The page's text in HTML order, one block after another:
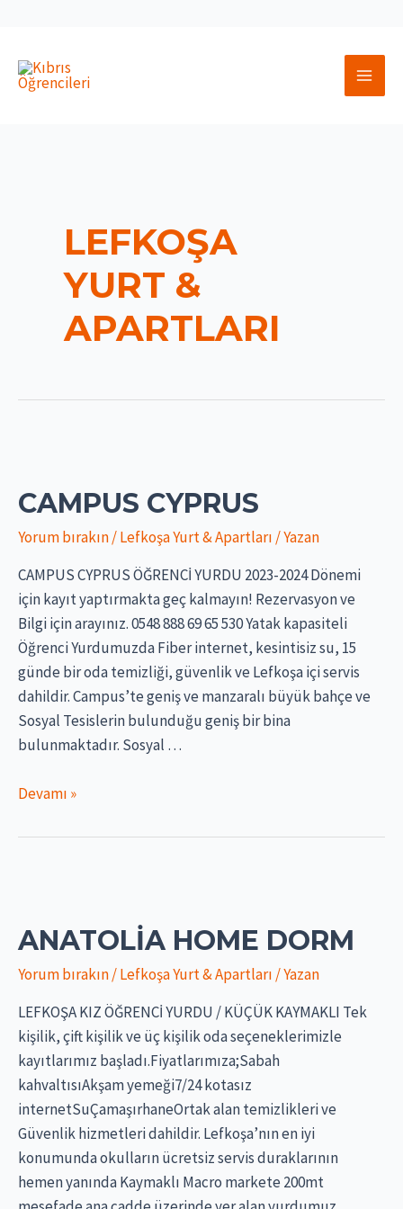
atla
LEFKOŞA
YURT &
APARTLARI
CAMPUS CYPRUS
Yorum bırakın/Lefkoşa Yurt & Apartları / Yazan
CAMPUS CYPRUS ÖĞRENCİ YURDU 2023-2024 Dönemi
için kayıt yaptırmakta geç kalmayın! Rezervasyon ve
Bilgi için arayınız. 0548 888 69 65 530 Yatak kapasiteli
Öğrenci Yurdumuzda Fiber internet, kesintisiz su, 15
günde bir oda temizliği, güvenlik ve Lefkoşa içi servis
dahildir. Campus’te geniş ve manzaralı büyük bahçe ve
Sosyal Tesislerin bulunduğu geniş bir bina
bulunmaktadır. Sosyal …
CAMPUS
Devamı »
ANATOLIA HOME DORM
Yorum bırakın/Lefkoşa Yurt & Apartları / Yazan
LEFKOŞA KIZ ÖĞRENCİ YURDU / KÜÇÜK KAYMAKLI Tek
kişilik, çift kişilik ve üç kişilik oda seçeneklerimizle
kayıtlarımız başladı.Fiyatlarımıza;Sabah
kahvaltısıAkşam yemeği7/24 kotasız
internetSuÇamaşırhaneOrtak alan temizlikleri ve
Güvenlik hizmetleri dahildir. Lefkoşa’nın en iyi
konumunda okulların ücretsiz servis duraklarının
hemen yanında Kaymaklı Macro markete 200mt